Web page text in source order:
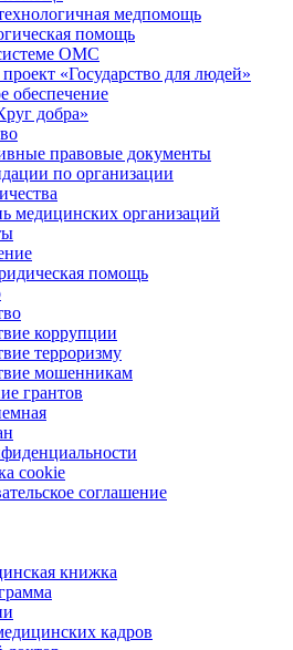
медпомощь
помощь
ОМС
«Государство для людей»
обеспечение
добра»
правовые документы
по организации
медицинских организаций
помощь
коррупции
терроризму
мошенникам
грантов
cookie
соглашение
книжка
кадров